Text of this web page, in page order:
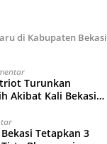
di Kabupaten Bekasi
Turunkan
Akibat Kali Bekasi
Tetapkan 3